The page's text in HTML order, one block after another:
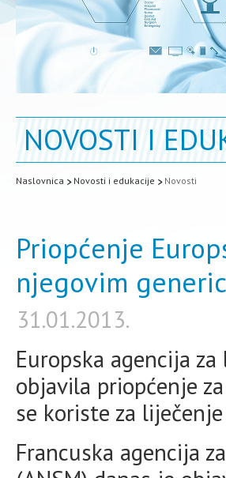
NOVOSTI I
Naslovnica Novosti i edukacije Novosti
Priopćenje
njegovim
31.01.2013.
Europska agencija
objavila priopćenje
se koriste za
Francuska agencija